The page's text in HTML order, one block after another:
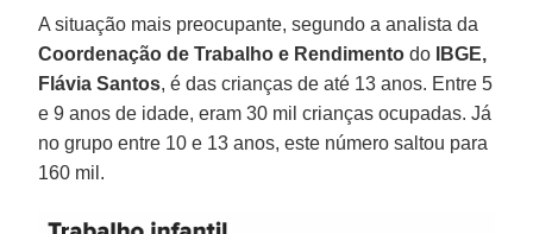
A situação mais preocupante, segundo a analista da
Coordenação de Trabalho e Rendimento do
IBGE,
Flávia Santos, é das crianças de até 13 anos. Entre 5
e 9 anos de idade, eram 30 mil crianças ocupadas. Já
no grupo entre 10 e 13 anos, este número saltou para
160 mil.